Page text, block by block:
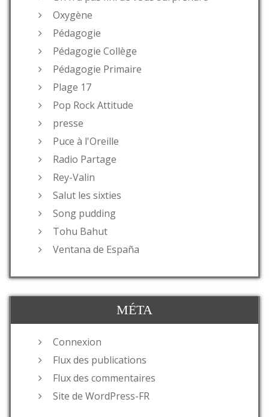
Oxygène
Pédagogie
Pédagogie Collège
Pédagogie Primaire
Plage 17
Pop Rock Attitude
presse
Puce à l'Oreille
Radio Partage
Rey-Valin
Salut les sixties
Song pudding
Tohu Bahut
Ventana de España
MÉTA
Connexion
Flux des publications
Flux des commentaires
Site de WordPress-FR